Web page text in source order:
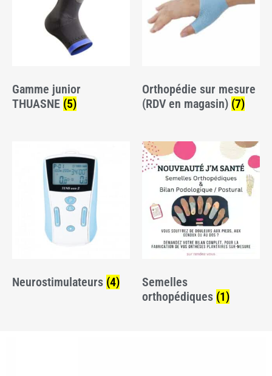
Gamme junior
THUASNE (5)
Orthopédie sur mesure
(RDV en magasin) (7)
Neurostimulateurs (4)
Semelles
orthopédiques (1)